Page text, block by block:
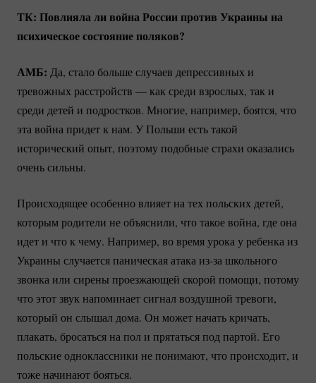
ТК: Повлияла ли война России против Украины на
психическое состояние поляков?
АМБ: Да, стало больше случаев депрессивных и
тревожных расстройств — как среди взрослых, так и
среди детей и подростков. Многие, например, боятся, что
эта война придет к нам. У Польши есть такой
исторический опыт, поэтому подобные страхи оказались
очень сильны.
Происходящее особенно влияет на тех польских детей,
которым родители не объяснили, что такое война, где она
идет и что к чему. Например, во время урока у ребенка из
Украины случается паническая атака из-за школьного
звонка или сирены проезжающей скорой помощи, потому
что этот звук напоминает сигнал воздушной тревоги,
который он слышал дома. Он может начать кричать,
плакать, бросаться на пол и прятаться под партой. Его
польские одноклассники не понимают, что происходит, и
тоже начинают бояться.